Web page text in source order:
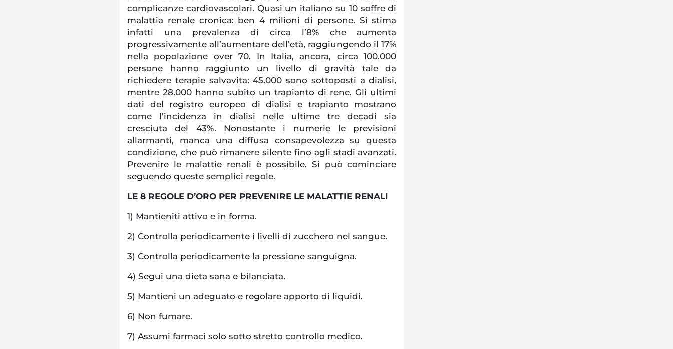
complicanze cardiovascolari. Quasi un italiano su 10 soffre di
malattia renale cronica: ben 4 milioni di persone. Si stima
infatti una prevalenza di circa l’8% che aumenta
progressivamente all’aumentare dell’età, raggiungendo il 17%
nella popolazione over 70. In Italia, ancora, circa 100.000
persone hanno raggiunto un livello di gravità tale da
richiedere terapie salvavita: 45.000 sono sottoposti a dialisi,
mentre 28.000 hanno subito un trapianto di rene. Gli ultimi
dati del registro europeo di dialisi e trapianto mostrano
come l’incidenza in dialisi nelle ultime tre decadi sia
cresciuta del 43%. Nonostante i numerie le previsioni
allarmanti, manca una diffusa consapevolezza su questa
condizione, che può rimanere silente fino agli stadi avanzati.
Prevenire le malattie renali è possibile. Si può cominciare
seguendo queste semplici regole.
LE 8 REGOLE D’ORO PER PREVENIRE LE MALATTIE RENALI
1) Mantieniti attivo e in forma.
2) Controlla periodicamente i livelli di zucchero nel sangue.
3) Controlla periodicamente la pressione sanguigna.
4) Segui una dieta sana e bilanciata.
5) Mantieni un adeguato e regolare apporto di liquidi.
6) Non fumare.
7) Assumi farmaci solo sotto stretto controllo medico.